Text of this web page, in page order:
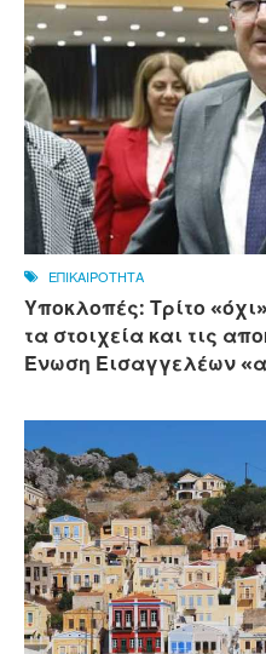
ΕΠΙΚΑΙΡΟΤΗΤΑ
Υποκλοπές: Τρίτο
τα στοιχεία και τις
Ένωση Εισαγγελέων